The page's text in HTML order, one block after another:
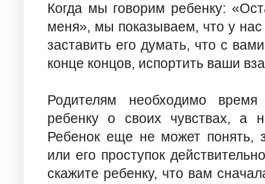
Когда мы говорим ребенку:
меня», мы показываем, что у
заставить его думать, что с
конце концов, испортить ваши
Родителям необходимо
ребенку о своих чувствах, а
Ребенок еще не может понять,
или его проступок
скажите ребенку, что вам